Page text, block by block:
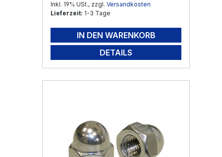
Inkl. 19% USt., zzgl. Versandkosten
Lieferzeit: 1-3 Tage
IN DEN WARENKORB
DETAILS